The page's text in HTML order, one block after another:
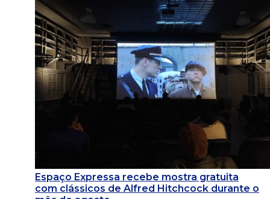
Espaço Expressa recebe mostra gratuita
com clássicos de Alfred Hitchcock durante o